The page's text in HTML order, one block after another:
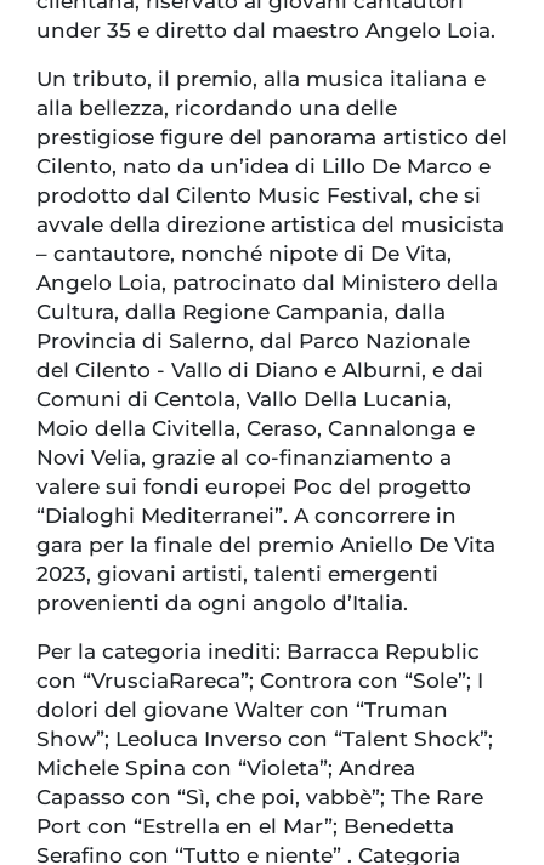
under 35 e diretto dal maestro Angelo Loia.
Un tributo, il premio, alla musica italiana e
alla bellezza, ricordando una delle
prestigiose figure del panorama artistico del
Cilento, nato da un’idea di Lillo De Marco e
prodotto dal Cilento Music Festival, che si
avvale della direzione artistica del musicista
– cantautore, nonché nipote di De Vita,
Angelo Loia, patrocinato dal Ministero della
Cultura, dalla Regione Campania, dalla
Provincia di Salerno, dal Parco Nazionale
del Cilento - Vallo di Diano e Alburni, e dai
Comuni di Centola, Vallo Della Lucania,
Moio della Civitella, Ceraso, Cannalonga e
Novi Velia, grazie al co-finanziamento a
valere sui fondi europei Poc del progetto
“Dialoghi Mediterranei”. A concorrere in
gara per la finale del premio Aniello De Vita
2023, giovani artisti, talenti emergenti
provenienti da ogni angolo d’Italia.
Per la categoria inediti: Barracca Republic
con “VrusciaRareca”; Controra con “Sole”; I
dolori del giovane Walter con “Truman
Show”; Leoluca Inverso con “Talent Shock”;
Michele Spina con “Violeta”; Andrea
Capasso con “Sì, che poi, vabbè”; The Rare
Port con “Estrella en el Mar”; Benedetta
Serafino con “Tutto e niente” . Categoria